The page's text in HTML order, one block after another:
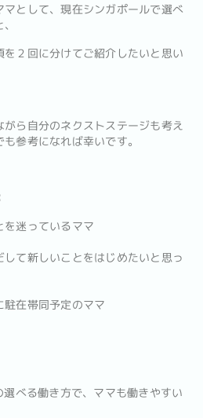
として、現在シンガポールで選べ
２回に分けてご紹介したいと思い
ら自分のネクストステージも考え
参考になれば幸いです。
を迷っているママ
して新しいことをはじめたいと思っ
駐在帯同予定のママ
べる働き方で、ママも働きやすい